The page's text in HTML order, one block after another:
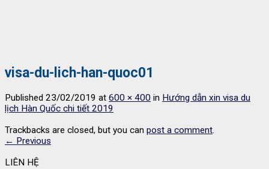
visa-du-lich-han-quoc01
Published 23/02/2019 at 600 × 400 in Hướng dẫn xin visa du
lịch Hàn Quốc chi tiết 2019
Trackbacks are closed, but you can post a comment.
← Previous
LIÊN HỆ